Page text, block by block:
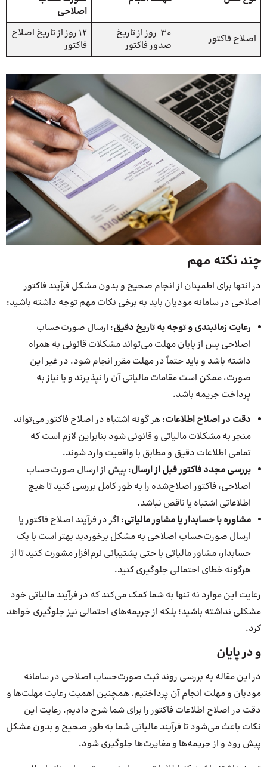
اصلاحی
اصلاح فاکتور
30 روز از تاریخ
صدور فاکتور
12 روز از تاریخ اصلاح
فاکتور
چند نکته مهم
در انتها برای اطمینان از انجام صحیح و بدون مشکل فرآیند فاکتور
اصلاحی در سامانه مودیان باید به برخی نکات مهم توجه داشته باشید:
رعایت زمانبندی و توجه به تاریخ دقیق: ارسال صورت‌حساب
اصلاحی پس از پایان مهلت می‌تواند مشکلات قانونی به همراه
داشته باشد و باید حتماً در مهلت مقرر انجام شود. در غیر این
صورت، ممکن است مقامات مالیاتی آن را نپذیرند و یا نیاز به
پرداخت جریمه باشد.
دقت در اصلاح اطلاعات: هر گونه اشتباه در اصلاح فاکتور می‌تواند
منجر به مشکلات مالیاتی و قانونی شود بنابراین لازم است که
تمامی اطلاعات دقیق و مطابق با واقعیت وارد شوند.
بررسی مجدد فاکتور قبل از ارسال: پیش از ارسال صورت‌حساب
اصلاحی، فاکتور اصلاح‌شده را به‌ طور کامل بررسی کنید تا هیچ
اطلاعاتی اشتباه یا ناقص نباشد.
مشاوره با حسابدار یا مشاور مالیاتی: اگر در فرآیند اصلاح فاکتور یا
ارسال صورت‌حساب اصلاحی به مشکل برخوردید بهتر است با یک
حسابدار، مشاور مالیاتی یا حتی پشتیبانی نرم‌افزار مشورت کنید تا از
هرگونه خطای احتمالی جلوگیری کنید.
رعایت این موارد نه تنها به شما کمک می‌کند که در فرآیند مالیاتی خود
مشکلی نداشته باشید؛ بلکه از جریمه‌های احتمالی نیز جلوگیری خواهد
کرد.
و در پایان
در این مقاله به بررسی روند ثبت صورت‌حساب اصلاحی در سامانه
مودیان و مهلت انجام آن پرداختیم. همچنین اهمیت رعایت مهلت‌ها و
دقت در اصلاح اطلاعات فاکتور را برای شما شرح دادیم. رعایت این
نکات باعث می‌شود تا فرآیند مالیاتی شما به طور صحیح و بدون مشکل
پیش رود و از جریمه‌ها و مغایرت‌ها جلوگیری شود.